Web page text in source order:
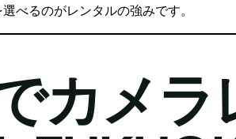
べるのがレンタルの強みです。
カメラ